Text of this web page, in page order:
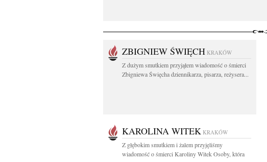
ZBIGNIEW ŚWIĘCH KRAKÓW
Z dużym smutkiem przyjąłem wiadomość o śmierci
Zbigniewa Święcha dziennikarza, pisarza, reżysera...
KAROLINA WITEK KRAKÓW
Z głębokim smutkiem i żalem przyjęliśmy
wiadomość o śmierci Karoliny Witek Osoby, która